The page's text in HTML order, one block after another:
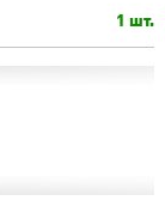
1 шт.